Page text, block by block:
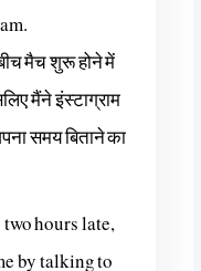
मैच शुरू होने में
मैंने इंस्टाग्राम
समय बिताने का
hours late,
by talking to